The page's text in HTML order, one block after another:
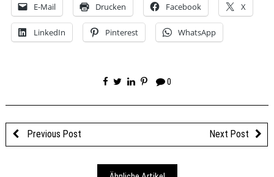
E-Mail Drucken Facebook X
LinkedIn Pinterest WhatsApp
0
Previous Post Next Post